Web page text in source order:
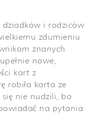
i rodziców
zdumieniu
znanych
nowe,
kart z
robiła karta ze
nie nudzili, bo
na pytania